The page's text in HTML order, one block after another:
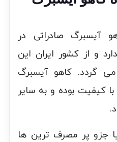
آیسبرگ صادراتی در
و از کشور ایران این
گردد. کاهو آیسبرگ
کیفیت بوده و به سایر
جزو پر مصرف ترین ها